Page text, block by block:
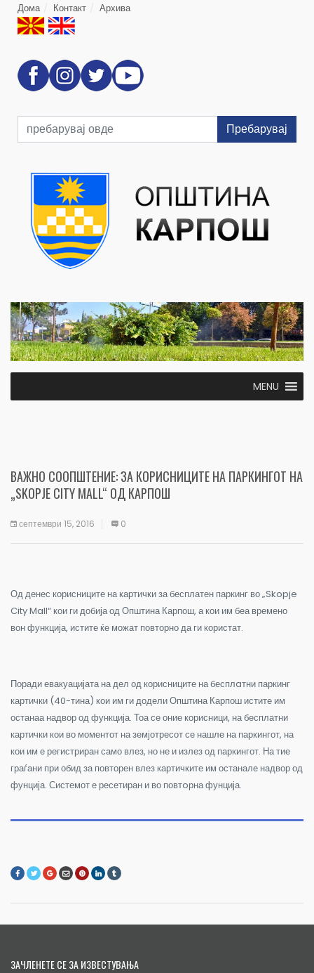
Дома Контакт Архива
Пребарувај
MENU
ВАЖНО СООПШТЕНИЕ: ЗА КОРИСНИЦИТЕ НА ПАРКИНГОТ НА
„SKOPJE CITY MALL“ ОД КАРПОШ
септември 15, 2016 0
Од денес корисниците на картички за бесплатен паркинг во „Skopje
City Mall“ кои ги добија од Општина Карпош, а кои им беа времено
вон функција, истите ќе можат повторно да ги користат.
Поради евакуацијата на дел од корисниците на бесплaтни паркинг
картички (40-тина) кои им ги додели Општина Карпош истите им
останаа надвор од функција. Тоа се оние корисници, на бесплатни
картички кои во моментот на земјотресот се нашле на паркингот, на
кои им е регистриран само влез, но не и излез од паркингот. На тие
граѓани при обид за повторен влез картичките им останале надвор од
фунција. Системот е ресетиран и во повтoрна фунција.
ЗАЧЛЕНЕТЕ СЕ ЗА ИЗВЕСТУВАЊА